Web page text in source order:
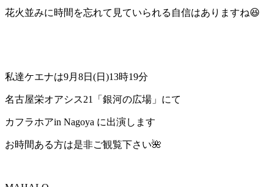
花火並みに時間を忘れて見ていられる自信はありますね😆
私達ケエナは9月8日(日)13時19分
名古屋栄オアシス21「銀河の広場」にて
カフラホアin Nagoya に出演します
お時間ある方は是非ご観覧下さい🌺